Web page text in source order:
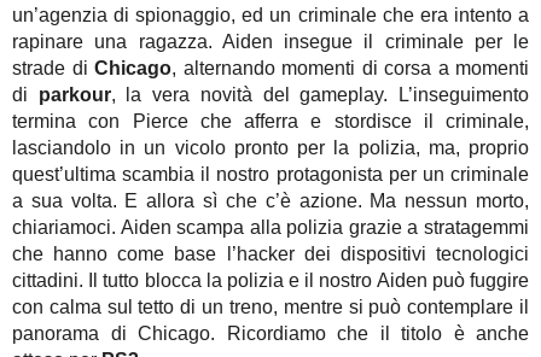
un’agenzia di spionaggio, ed un criminale che era intento a
rapinare una ragazza. Aiden insegue il criminale per le
strade di Chicago, alternando momenti di corsa a momenti
di parkour, la vera novità del gameplay. L’inseguimento
termina con Pierce che afferra e stordisce il criminale,
lasciandolo in un vicolo pronto per la polizia, ma, proprio
quest’ultima scambia il nostro protagonista per un criminale
a sua volta. E allora sì che c’è azione. Ma nessun morto,
chiariamoci. Aiden scampa alla polizia grazie a stratagemmi
che hanno come base l’hacker dei dispositivi tecnologici
cittadini. Il tutto blocca la polizia e il nostro Aiden può fuggire
con calma sul tetto di un treno, mentre si può contemplare il
panorama di Chicago. Ricordiamo che il titolo è anche